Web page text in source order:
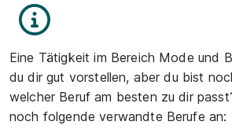
Eine Tätigkeit im Bereich Mode und
du dir gut vorstellen, aber du bist
welcher Beruf am besten zu dir
noch folgende verwandte Berufe an: